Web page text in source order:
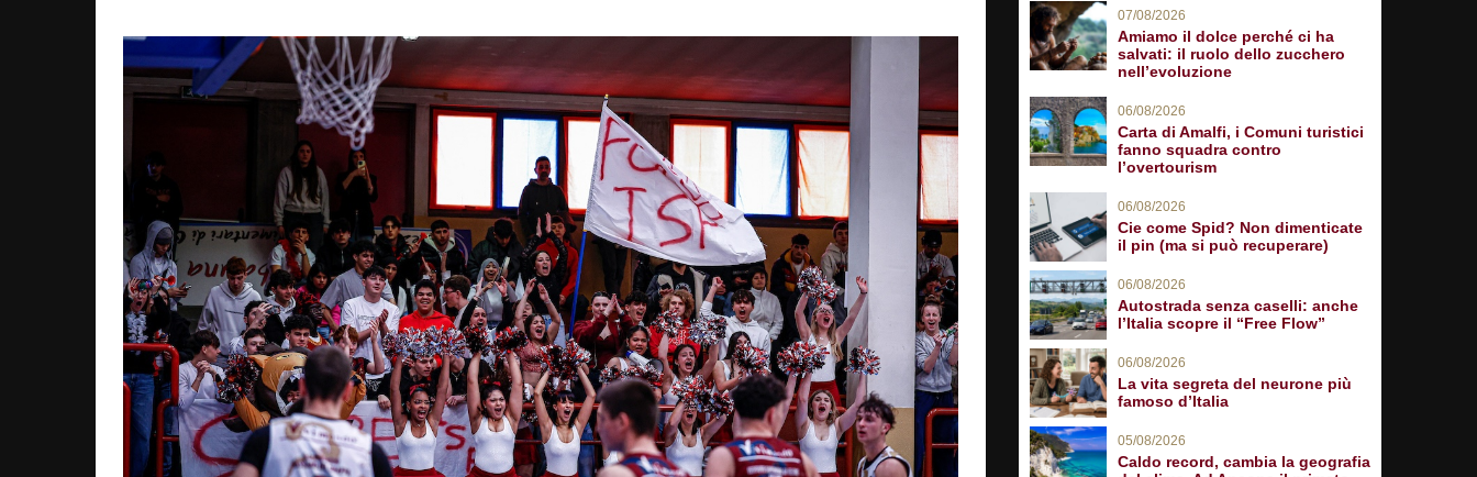
07/08/2026
Amiamo il dolce perché ci ha
salvati: il ruolo dello zucchero
nell’evoluzione
06/08/2026
Carta di Amalfi, i Comuni turistici
fanno squadra contro
l’overtourism
06/08/2026
Cie come Spid? Non dimenticate
il pin (ma si può recuperare)
06/08/2026
Autostrada senza caselli: anche
l’Italia scopre il “Free Flow”
06/08/2026
La vita segreta del neurone più
famoso d’Italia
05/08/2026
Caldo record, cambia la geografia